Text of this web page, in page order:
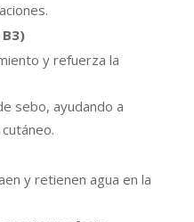
y refuerza la
sebo, ayudando a
y retienen agua en la